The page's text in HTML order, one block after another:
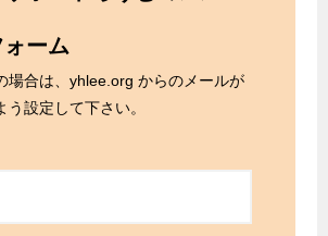
ーム
場合は、yhlee.org からのメールが
う設定して下さい。